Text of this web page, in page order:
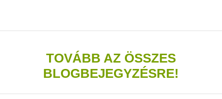
TOVÁBB AZ ÖSSZES
BLOGBEJEGYZÉSRE!